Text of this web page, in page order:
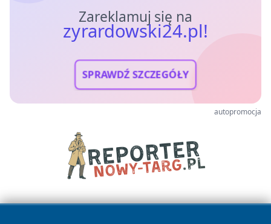
Zareklamuj się na
zyrardowski24.pl!
SPRAWDŹ SZCZEGÓŁY
autopromocja